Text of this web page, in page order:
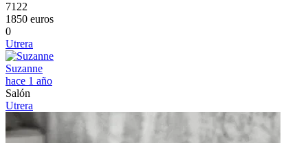
7122
1850 euros
0
Utrera
Suzanne
hace 1 año
Salón
Utrera